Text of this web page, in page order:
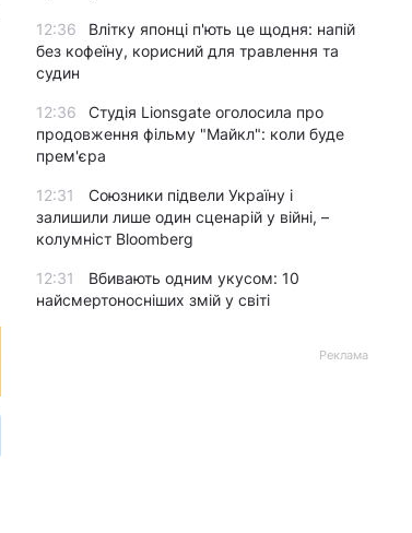
12:36
Влітку японці п'ють це щодня: напій
без кофеїну, корисний для травлення та
судин
12:36
Студія Lionsgate оголосила про
продовження фільму "Майкл": коли буде
прем'єра
12:31
Союзники підвели Україну і
залишили лише один сценарій у війні, –
колумніст Bloomberg
12:31
Вбивають одним укусом: 10
найсмертоносніших змій у світі
Реклама